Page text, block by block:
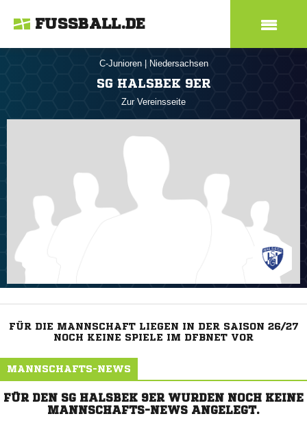
FUSSBALL.DE
C-Junioren Niedersachsen
SG HALSBEK 9ER
Zur Vereinsseite
FÜR DIE MANNSCHAFT LIEGEN IN DER SAISON 26/27
NOCH KEINE SPIELE IM DFBNET VOR
MANNSCHAFTS-NEWS
FÜR DEN SG HALSBEK 9ER WURDEN NOCH KEINE
MANNSCHAFTS-NEWS ANGELEGT.